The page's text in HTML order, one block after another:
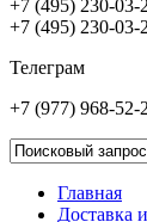
+7 (495) 230-03-
+7 (495) 230-03-
Телеграм
+7 (977) 968-52-
Главная
Доставка